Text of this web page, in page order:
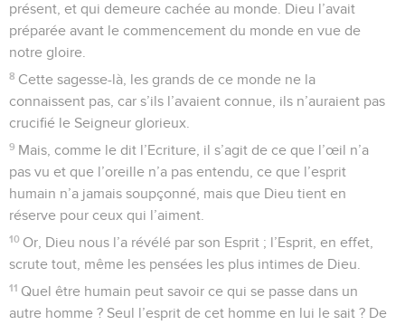
présent, et qui demeure cachée au monde. Dieu l’avait
préparée avant le commencement du monde en vue de
notre gloire.
8 Cette sagesse-là, les grands de ce monde ne la
connaissent pas, car s’ils l’avaient connue, ils n’auraient pas
crucifié le Seigneur glorieux.
9 Mais, comme le dit l’Ecriture, il s’agit de ce que l’œil n’a
pas vu et que l’oreille n’a pas entendu, ce que l’esprit
humain n’a jamais soupçonné, mais que Dieu tient en
réserve pour ceux qui l’aiment.
10 Or, Dieu nous l’a révélé par son Esprit ; l’Esprit, en effet,
scrute tout, même les pensées les plus intimes de Dieu.
11 Quel être humain peut savoir ce qui se passe dans un
autre homme ? Seul l’esprit de cet homme en lui le sait ? De